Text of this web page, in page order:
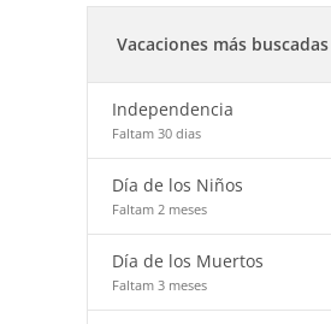
Vacaciones más buscadas
Independencia
Faltam 30 dias
Día de los Niños
Faltam 2 meses
Día de los Muertos
Faltam 3 meses